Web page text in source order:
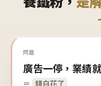
問題
廣告一停，業績
＝ 錢白花了